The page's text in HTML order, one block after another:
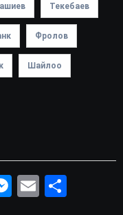
Текебаев
Фролов
Шайлоо
Messenger
EmailShare